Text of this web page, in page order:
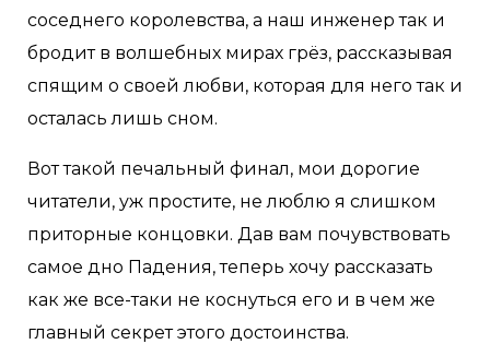
соседнего королевства, а наш инженер так и
бродит в волшебных мирах грёз, рассказывая
спящим о своей любви, которая для него так и
осталась лишь сном.
Вот такой печальный финал, мои дорогие
читатели, уж простите, не люблю я слишком
приторные концовки. Дав вам почувствовать
самое дно Падения, теперь хочу рассказать
как же все-таки не коснуться его и в чем же
главный секрет этого достоинства.